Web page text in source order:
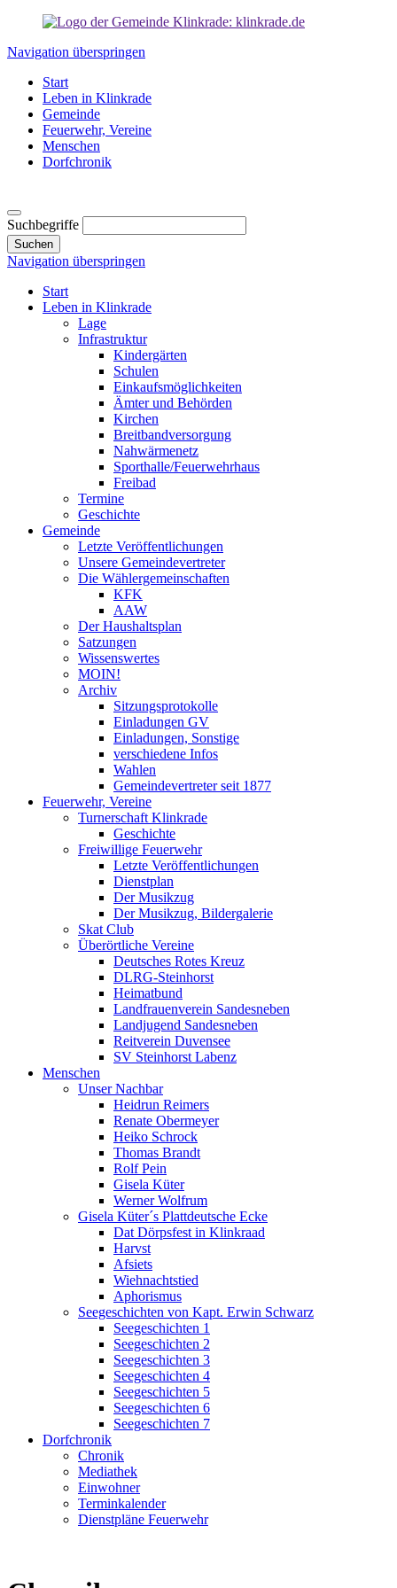
Navigation überspringen
Start
Leben in Klinkrade
Gemeinde
Feuerwehr, Vereine
Menschen
Dorfchronik
Suchbegriffe
Suchen
Navigation überspringen
Start
Leben in Klinkrade
Lage
Infrastruktur
Kindergärten
Schulen
Einkaufsmöglichkeiten
Ämter und Behörden
Kirchen
Breitbandversorgung
Nahwärmenetz
Sporthalle/Feuerwehrhaus
Freibad
Termine
Geschichte
Gemeinde
Letzte Veröffentlichungen
Unsere Gemeindevertreter
Die Wählergemeinschaften
KFK
AAW
Der Haushaltsplan
Satzungen
Wissenswertes
MOIN!
Archiv
Sitzungsprotokolle
Einladungen GV
Einladungen, Sonstige
verschiedene Infos
Wahlen
Gemeindevertreter seit 1877
Feuerwehr, Vereine
Turnerschaft Klinkrade
Geschichte
Freiwillige Feuerwehr
Letzte Veröffentlichungen
Dienstplan
Der Musikzug
Der Musikzug, Bildergalerie
Skat Club
Überörtliche Vereine
Deutsches Rotes Kreuz
DLRG-Steinhorst
Heimatbund
Landfrauenverein Sandesneben
Landjugend Sandesneben
Reitverein Duvensee
SV Steinhorst Labenz
Menschen
Unser Nachbar
Heidrun Reimers
Renate Obermeyer
Heiko Schrock
Thomas Brandt
Rolf Pein
Gisela Küter
Werner Wolfrum
Gisela Küter´s Plattdeutsche Ecke
Dat Dörpsfest in Klinkraad
Harvst
Afsiets
Wiehnachtstied
Aphorismus
Seegeschichten von Kapt. Erwin Schwarz
Seegeschichten 1
Seegeschichten 2
Seegeschichten 3
Seegeschichten 4
Seegeschichten 5
Seegeschichten 6
Seegeschichten 7
Dorfchronik
Chronik
Mediathek
Einwohner
Terminkalender
Dienstpläne Feuerwehr